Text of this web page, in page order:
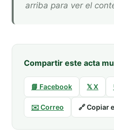
arriba para ver el
Compartir este acta
📘 Facebook 𝕏 X
✉️ Correo 🔗 Copiar